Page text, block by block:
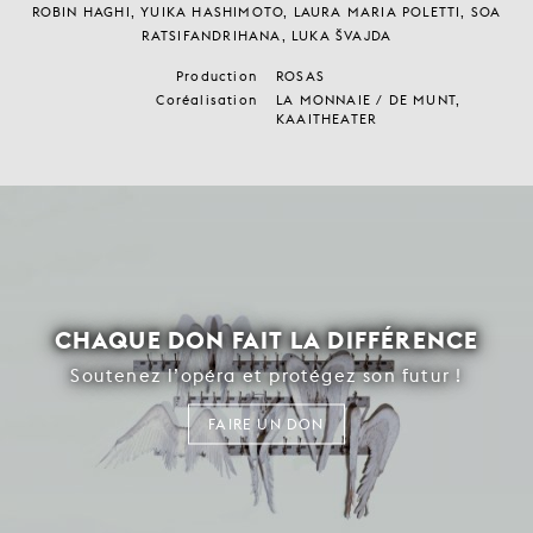
ROBIN HAGHI, YUIKA HASHIMOTO, LAURA MARIA POLETTI, SOA
RATSIFANDRIHANA, LUKA ŠVAJDA
Production
ROSAS
Coréalisation
LA MONNAIE / DE MUNT,
KAAITHEATER
CHAQUE DON FAIT LA DIFFÉRENCE
Soutenez l’opéra et protégez son futur !
FAIRE UN DON